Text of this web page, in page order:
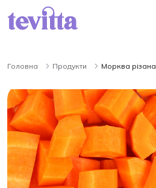
Головна Продукти Морква різана